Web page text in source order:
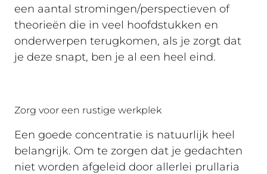
een aantal stromingen/perspectieven of
theorieën die in veel hoofdstukken en
onderwerpen terugkomen, als je zorgt dat
je deze snapt, ben je al een heel eind.
Zorg voor een rustige werkplek
Een goede concentratie is natuurlijk heel
belangrijk. Om te zorgen dat je gedachten
niet worden afgeleid door allerlei prullaria